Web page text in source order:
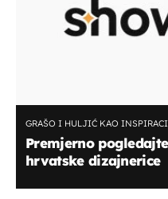
GRAŠO I HULJIĆ KAO
Premjerno
hrvatske dizajnerice